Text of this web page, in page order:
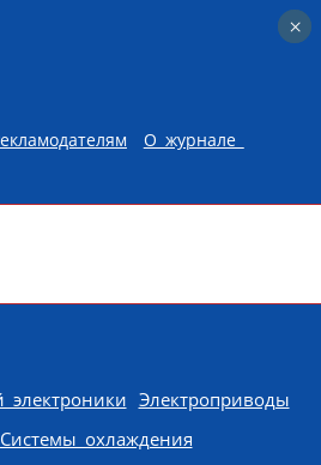
О журнале
Электроприводы
Системы охлаждения
×
×